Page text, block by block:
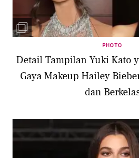
PHOTO
Detail Tampilan Yuki Kato
Gaya Makeup Hailey
dan